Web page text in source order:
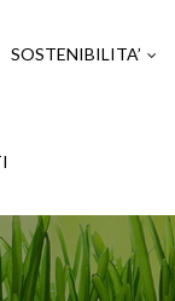
SOSTENIBILITA’